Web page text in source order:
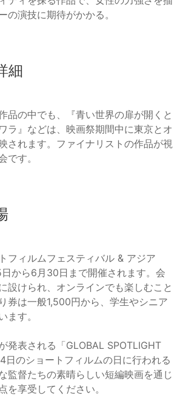
の演技に期待がかかる。
細
品の中でも、『青い世界の扉が開くと
ラ』などは、映画祭期間中に東京とオ
されます。ファイナリストの作品が視
です。
フィルムフェスティバル & アジア
から6月30日まで開催されます。会
設けられ、オンラインでも楽しむこと
券は一般1,500円から、学生やシニア
ます。
発表される「GLOBAL SPOTLIGHT
日のショートフィルムの日に行われる
監督たちの素晴らしい短編映画を通じ
を享受してください。